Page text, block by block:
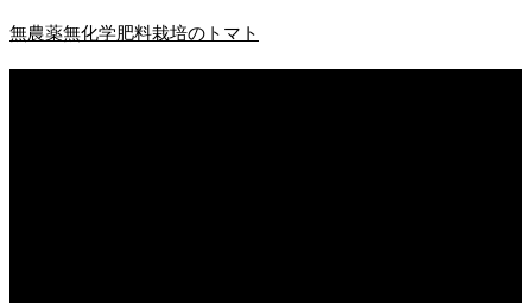
無農薬無化学肥料栽培のトマト